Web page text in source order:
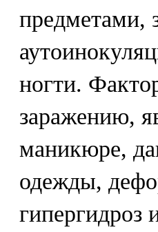
предметами,
ногти.
заражению,
маникюре,
одежды,
гипергидроз